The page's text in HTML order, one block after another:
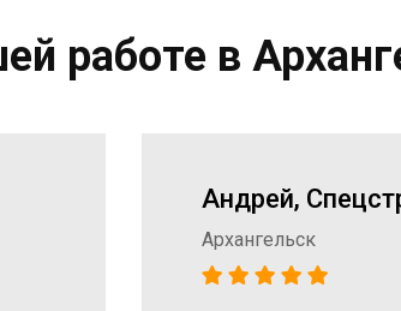
работе в
Андрей,
Архангельск